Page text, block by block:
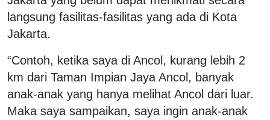
langsung fasilitas-fasilitas yang ada di Kota
Jakarta.
“Contoh, ketika saya di Ancol, kurang lebih 2
km dari Taman Impian Jaya Ancol, banyak
anak-anak yang hanya melihat Ancol dari luar.
Maka saya sampaikan, saya ingin anak-anak